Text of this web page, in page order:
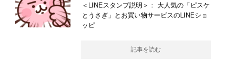
＜LINEスタンプ説明＞： 大人気の「ピスケ
とうさぎ」とお買い物サービスのLINEショ
ッピ
記事を読む